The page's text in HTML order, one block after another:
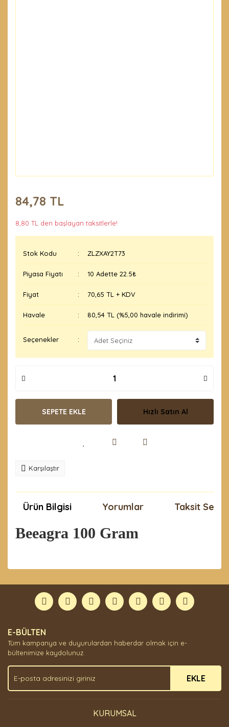
84,78 TL
8,80 TL den başlayan taksitlerle!
Stok Kodu ZLZXAY2T73
Piyasa Fiyatı 10 Adette 22.5₺
Fiyat 70,65 TL + KDV
Havale 80,54 TL (%5,00 havale indirimi)
Seçenekler
SEPETE EKLE Hızlı Satın Al
Karşılaştır
Ürün Bilgisi Yorumlar Taksit
Beeagra 100 Gram
Yorum Yaz
formunu kullanarak tarafımıza iletebilirsiniz.
Görüş ve önerileriniz için teşekkür ederiz.
Ürün açıklamasında eksik bilgiler bulunuyor.
Ürün bilgilerinde hatalar bulunuyor.
Ürün fiyatı diğer sitelerden daha pahalı.
Bu ürüne benzer farklı alternatifler olmalı.
E-BÜLTEN
Tüm kampanya ve duyurulardan haberdar olmak için e-
bültenimize kaydolunuz.
EKLE
KURUMSAL